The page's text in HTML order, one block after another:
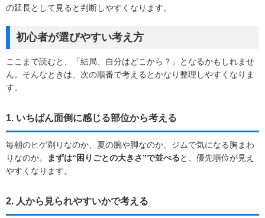
の延長として見ると判断しやすくなります。
初心者が選びやすい考え方
ここまで読むと、「結局、自分はどこから？」となるかもしれませ
ん。そんなときは、次の順番で考えるとかなり整理しやすくなりま
す。
1. いちばん面倒に感じる部位から考える
毎朝のヒゲ剃りなのか、夏の腕や脚なのか、ジムで気になる胸まわ
りなのか。
まずは“困りごとの大きさ”で並べると、優先順位が見え
やすくなります。
2. 人から見られやすいかで考える